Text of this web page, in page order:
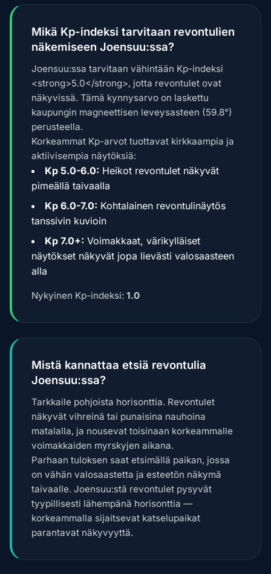
Mikä Kp-indeksi tarvitaan revontulien
näkemiseen Joensuu:ssa?
Joensuu:ssa tarvitaan vähintään Kp-indeksi
<strong>5.0</strong>, jotta revontulet ovat
näkyvissä. Tämä kynnysarvo on laskettu
kaupungin magneettisen leveysasteen (59.8°)
perusteella.
Korkeammat Kp-arvot tuottavat kirkkaampia ja
aktiivisempia näytöksiä:
Kp 5.0-6.0: Heikot revontulet näkyvät
pimeällä taivaalla
Kp 6.0-7.0: Kohtalainen revontulinäytös
tanssivin kuvioin
Kp 7.0+: Voimakkaat, värikylläiset
näytökset näkyvät jopa lievästi valosaasteen
alla
Nykyinen Kp-indeksi: 1.0
Mistä kannattaa etsiä revontulia
Joensuu:ssa?
Tarkkaile pohjoista horisonttia. Revontulet
näkyvät vihreinä tai punaisina nauhoina
matalalla, ja nousevat toisinaan korkeammalle
voimakkaiden myrskyjen aikana.
Parhaan tuloksen saat etsimällä paikan, jossa
on vähän valosaastetta ja esteetön näkymä
taivaalle. Joensuu:stä revontulet pysyvät
tyypillisesti lähempänä horisonttia —
korkeammalla sijaitsevat katselupaikat
parantavat näkyvyyttä.